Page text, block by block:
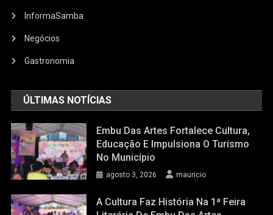
InformaSamba
Negócios
Gastronomia
ÚLTIMAS NOTÍCIAS
Embu Das Artes Fortalece Cultura,
Educação E Impulsiona O Turismo
No Município
agosto 3, 2026 mauricio
A Cultura Faz História Na 1ª Feira